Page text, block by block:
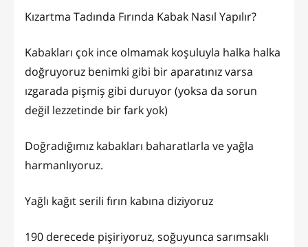
Kızartma Tadında Fırında Kabak Nasıl Yapılır?
Kabakları çok ince olmamak koşuluyla halka halka
doğruyoruz benimki gibi bir aparatınız varsa
ızgarada pişmiş gibi duruyor (yoksa da sorun
değil lezzetinde bir fark yok)
Doğradığımız kabakları baharatlarla ve yağla
harmanlıyoruz.
Yağlı kağıt serili fırın kabına diziyoruz
190 derecede pişiriyoruz, soğuyunca sarımsaklı